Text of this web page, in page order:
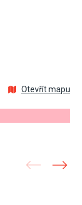
Otevřít mapu